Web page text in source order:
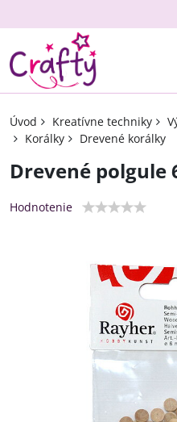
Úvod Kreatívne techniky
Korálky
Drevené korálky
Drevené polgule
Hodnotenie